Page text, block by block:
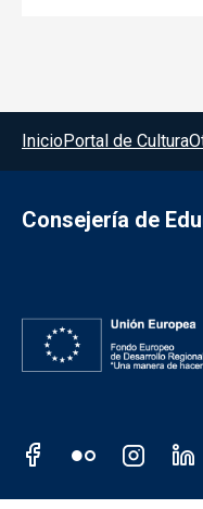
Menú del pie
InicioPortal de Cultura
Consejería de
Redes sociales